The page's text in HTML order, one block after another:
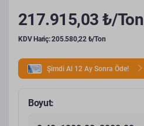
217.915,03 ₺/Ton
KDV Hariç: 205.580,22 ₺/Ton
Şimdi Al 12 Ay Sonra Öde!
Boyut: